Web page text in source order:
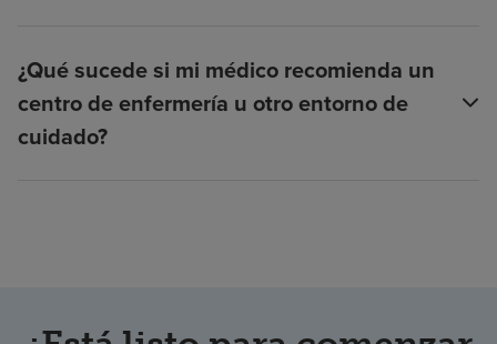
¿Qué sucede si mi médico recomienda un
centro de enfermería u otro entorno de
cuidado?